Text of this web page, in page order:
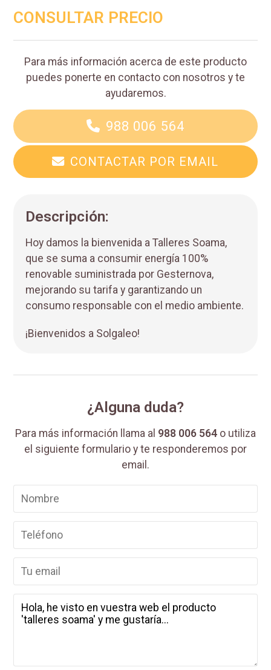
CONSULTAR PRECIO
Para más información acerca de este producto
puedes ponerte en contacto con nosotros y te
ayudaremos.
988 006 564
CONTACTAR POR EMAIL
Descripción:
Hoy damos la bienvenida a Talleres Soama,
que se suma a consumir energía 100%
renovable suministrada por Gesternova,
mejorando su tarifa y garantizando un
consumo responsable con el medio ambiente.
¡Bienvenidos a Solgaleo!
¿Alguna duda?
Para más información llama al 988 006 564 o utiliza
el siguiente formulario y te responderemos por
email.